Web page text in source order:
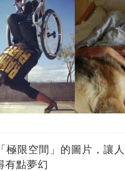
極限空間」的圖片，讓
有點夢幻